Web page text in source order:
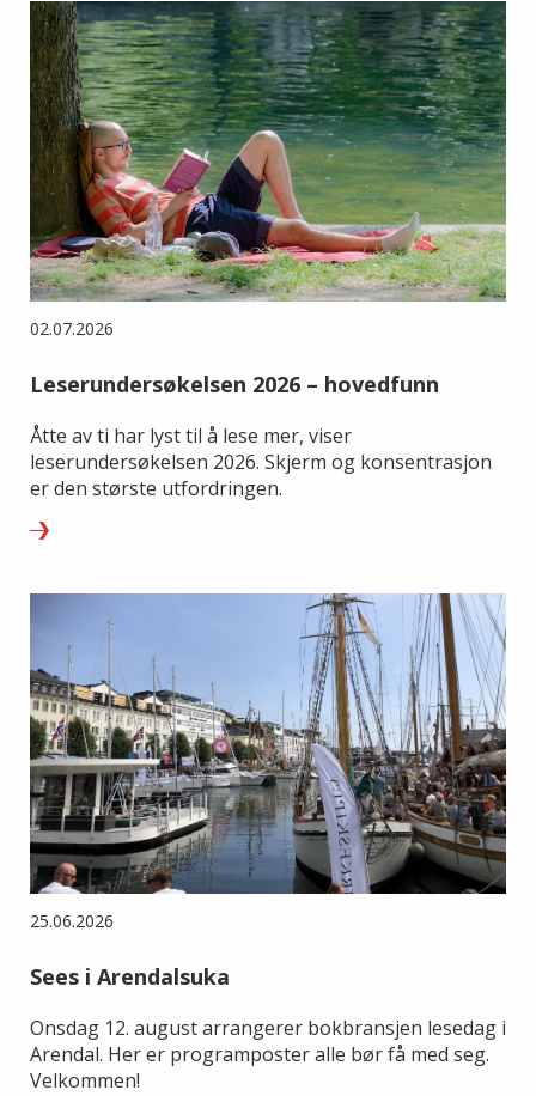
02.07.2026
Leserundersøkelsen 2026 – hovedfunn
Åtte av ti har lyst til å lese mer, viser
leserundersøkelsen 2026. Skjerm og konsentrasjon
er den største utfordringen.
25.06.2026
Sees i Arendalsuka
Onsdag 12. august arrangerer bokbransjen lesedag i
Arendal. Her er programposter alle bør få med seg.
Velkommen!